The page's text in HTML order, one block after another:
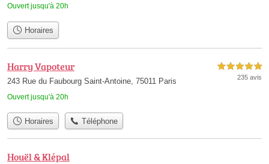
Ouvert jusqu'à 20h
Horaires
Harry Vapoteur
243 Rue du Faubourg Saint-Antoine, 75011 Paris
Ouvert jusqu'à 20h
5,0 étoiles sur 5
235 avis
Horaires Téléphone
Houël & Klépal